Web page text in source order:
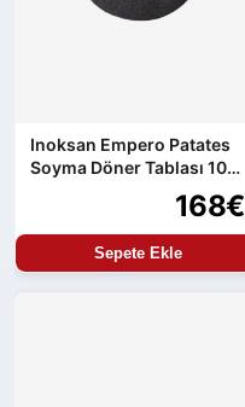
Inoksan Empero Patates
Soyma Döner Tablası 10
kg Makine Uyumlu168€
Sepete Ekle